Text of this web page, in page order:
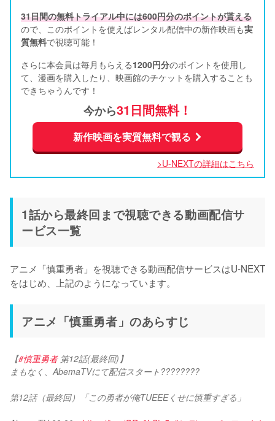
31日間の無料トライアル中には600円分のポイントが貰える
ので、このポイントを使えばレンタル配信中の新作映画も実
質無料で視聴可能！
さらに本会員は毎月もらえる1200円分のポイントを使用し
て、漫画を購入したり、映画館のチケットを購入することも
できちゃうんです！
今から31日間無料！
新作映画を実質無料で観る
>U-NEXTの詳細はこちら
1話から最終回まで視聴できる動画配信サ
ービス一覧
アニメ「慎重勇者」を視聴できる動画配信サービスはU-NEXT
をはじめ、上記のようになっています。
アニメ「慎重勇者」のあらすじ
【#慎重勇者 第12話(最終回)】
まもなく、AbemaTVにて配信スタート????????
第12話（最終回）「この勇者が俺TUEEEくせに慎重すぎる」